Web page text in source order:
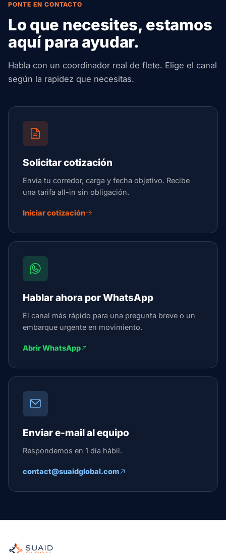
PONTE EN CONTACTO
Lo que necesites, estamos
aquí para ayudar.
Habla con un coordinador real de flete. Elige el canal
según la rapidez que necesitas.
Solicitar cotización
Envía tu corredor, carga y fecha objetivo. Recibe
una tarifa all-in sin obligación.
Iniciar cotización
Hablar ahora por WhatsApp
El canal más rápido para una pregunta breve o un
embarque urgente en movimiento.
Abrir WhatsApp
Enviar e-mail al equipo
Respondemos en 1 día hábil.
contact@suaidglobal.com
Agente de carga independiente para océano, aire, tierra,